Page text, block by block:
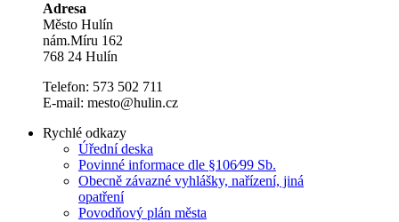
Adresa
Město Hulín
nám.Míru 162
768 24 Hulín
Telefon: 573 502 711
E-mail: mesto@hulin.cz
Rychlé odkazy
Úřední deska
Povinné informace dle §106⁄99 Sb.
Obecně závazné vyhlášky, nařízení, jiná
opatření
Povodňový plán města